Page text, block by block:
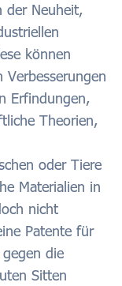
der Neuheit,
können
Erfindungen,
Theorien,
oder Tiere
Materialien in
nicht
Patente für
die
Sitten